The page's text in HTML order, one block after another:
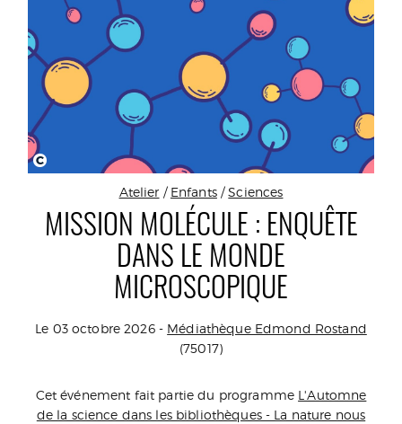
C
Atelier / Enfants/Sciences
MISSION MOLÉCULE : ENQUÊTE
DANS LE MONDE
MICROSCOPIQUE
Le 03 octobre 2026 - Médiathèque Edmond Rostand
(75017)
Cet événement fait partie du programme L'Automne
de la science dans les bibliothèques - La nature nous